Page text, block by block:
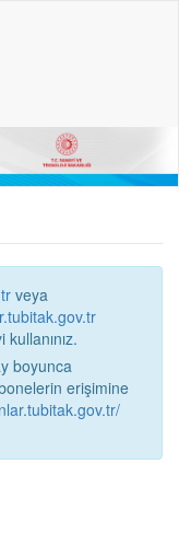
veya
boyunca
erişimine